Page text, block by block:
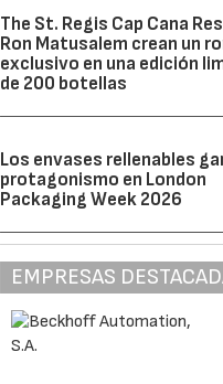
The St. Regis Cap Cana
Ron Matusalem crean un
exclusivo en una edición
de 200 botellas
Los envases rellenables
protagonismo en London
Packaging Week 2026
EMPRESAS